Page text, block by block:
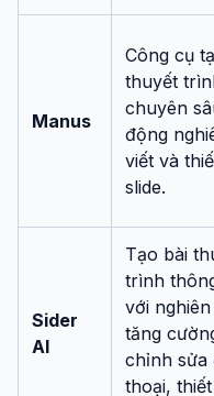
Manus
Công cụ
thuyết
chuyên
động
viết và
slide.
Sider
AI
Tạo bài
trình
với
tăng
chỉnh sửa
thoại,